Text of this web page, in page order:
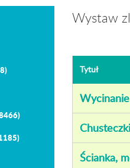
Wystaw
Tytuł
Ścianka,